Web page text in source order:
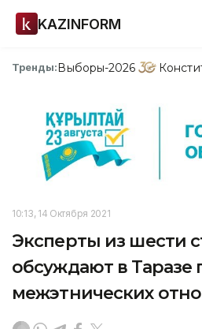
KAZINFORM
Тренды:Выборы-2026
10:13, 14 Октября 2021
Эксперты из шести
обсуждают в
межэтнических